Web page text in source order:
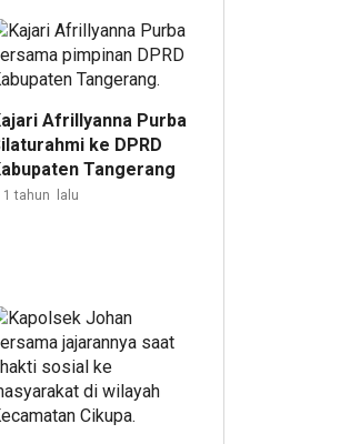
Afrillyanna Purba
ke DPRD
Tangerang
1 tahun lalu